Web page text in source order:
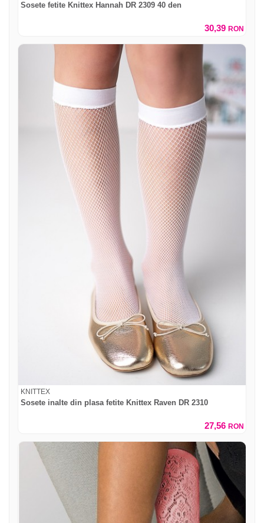
Sosete fetite Knittex Hannah DR 2309 40 den
30,39 RON
KNITTEX
Sosete inalte din plasa fetite Knittex Raven DR 2310
27,56 RON